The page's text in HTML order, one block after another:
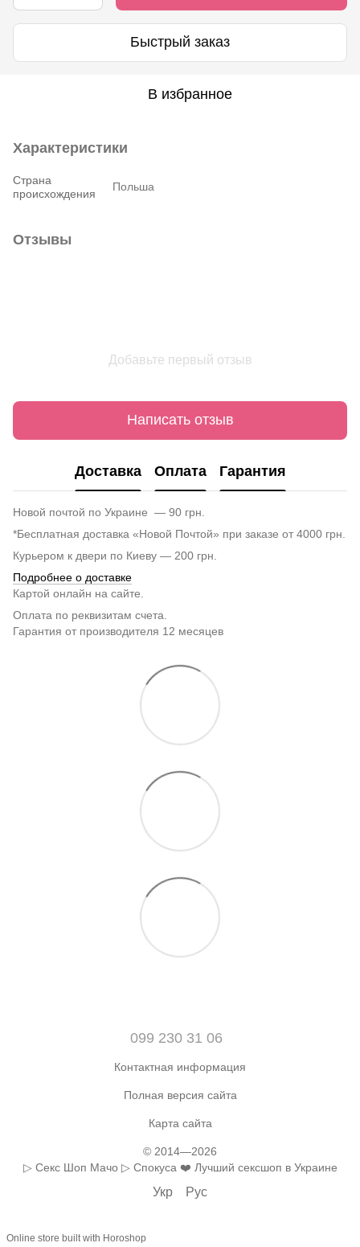
Быстрый заказ
В избранное
Характеристики
Страна
происхождения
Польша
Отзывы
Добавьте первый отзыв
Написать отзыв
Доставка Оплата Гарантия
Новой почтой по Украине — 90 грн.
*Бесплатная доставка «Новой Почтой» при заказе от 4000 грн.
Курьером к двери по Киеву — 200 грн.
Подробнее о доставке
Картой онлайн на сайте.
Оплата по реквизитам счета.
Гарантия от производителя 12 месяцев
099 230 31 06
Контактная информация
Полная версия сайта
Карта сайта
© 2014—2026
▷ Секс Шоп Мачо ▷ Спокуса ❤️ Лучший сексшоп в Украине
Укр Рус
Online store built with Horoshop